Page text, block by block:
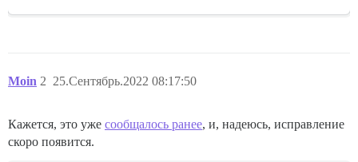
Moin 25.Сентябрь.2022 08:17:50
2
Кажется, это уже сообщалось ранее, и, надеюсь, исправление
скоро появится.